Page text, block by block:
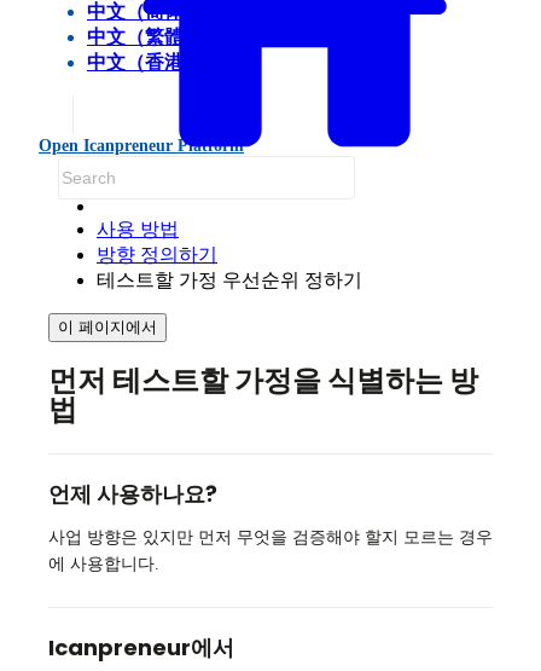
中文（简体）
中文（繁體）
中文（香港）
Open Icanpreneur Platform
사용 방법
방향 정의하기
테스트할 가정 우선순위 정하기
이 페이지에서
먼저 테스트할 가정을 식별하는 방
법
언제 사용하나요?
사업 방향은 있지만 먼저 무엇을 검증해야 할지 모르는 경우
에 사용합니다.
Icanpreneur에서